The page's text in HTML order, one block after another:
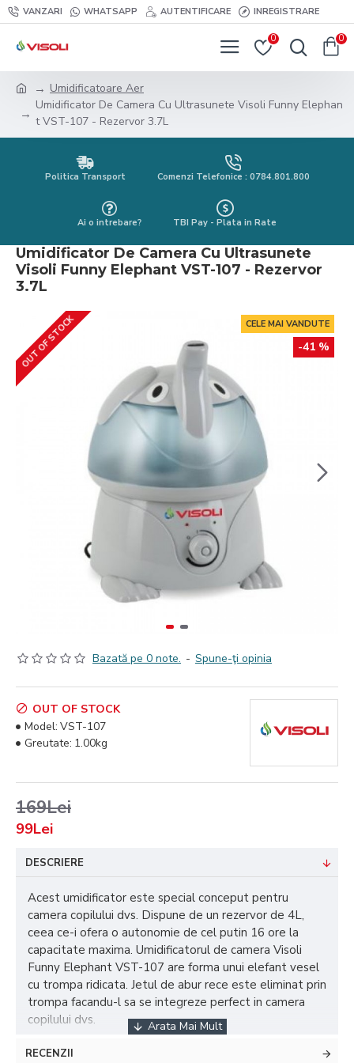
VANZARI WHATSAPP AUTENTIFICARE INREGISTRARE
0 0
Umidificatoare Aer
Umidificator De Camera Cu Ultrasunete Visoli Funny Elephan
t VST-107 - Rezervor 3.7L
Politica Transport Comenzi Telefonice : 0784.801.800
Ai o intrebare? TBI Pay - Plata in Rate
Umidificator De Camera Cu Ultrasunete
Visoli Funny Elephant VST-107 - Rezervor
3.7L
CELE MAI VANDUTE
-41 %
OUT OF STOCK
Bazată pe 0 note. - Spune-ţi opinia
99Lei
169Lei
OUT OF STOCK
Model: VST-107
Greutate: 1.00kg
DESCRIERE
Acest umidificator este special conceput pentru
camera copilului dvs. Dispune de un rezervor de 4L,
ceea ce-i ofera o autonomie de cel putin 16 ore la
capacitate maxima. Umidificatorul de camera Visoli
Funny Elephant VST-107 are forma unui elefant vesel
cu trompa ridicata. Jetul de abur rece este eliminat prin
trompa facandu-l sa se integreze perfect in camera
copilului dvs.
Prin folosirea acestui umidificator, aerul din camera
RECENZII